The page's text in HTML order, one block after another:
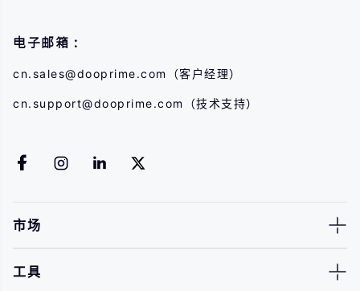
电子邮箱：
cn.sales@dooprime.com （客户经理）
cn.support@dooprime.com （技术支持）
市场
工具